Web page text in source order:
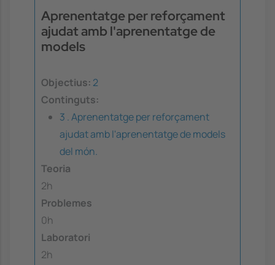
Aprenentatge per reforçament
ajudat amb l'aprenentatge de
models
Objectius: 2
Continguts:
3 . Aprenentatge per reforçament
ajudat amb l'aprenentatge de models
del món.
Teoria
2h
Problemes
0h
Laboratori
2h